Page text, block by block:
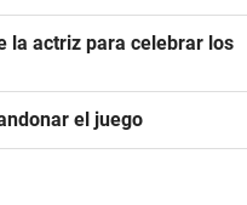
la actriz para celebrar los
el juego